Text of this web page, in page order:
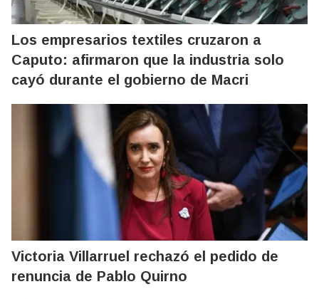
Los empresarios textiles cruzaron a
Caputo: afirmaron que la industria solo
cayó durante el gobierno de Macri
Victoria Villarruel rechazó el pedido de
renuncia de Pablo Quirno